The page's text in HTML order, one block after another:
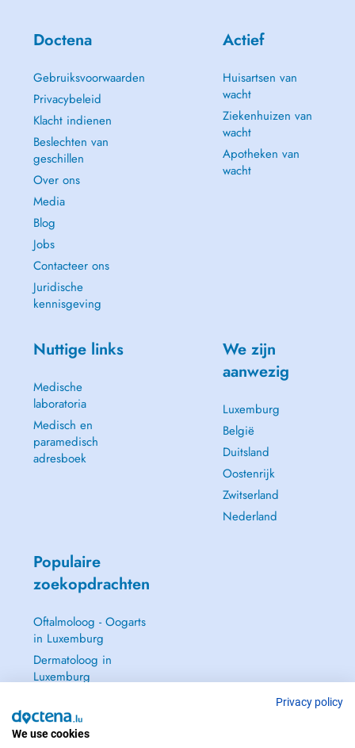
Doctena
Gebruiksvoorwaarden
Privacybeleid
Klacht indienen
Beslechten van
geschillen
Over ons
Media
Blog
Jobs
Contacteer ons
Juridische
kennisgeving
Actief
Huisartsen van
wacht
Ziekenhuizen van
wacht
Apotheken van
wacht
Nuttige links
Medische
laboratoria
Medisch en
paramedisch
adresboek
We zijn
aanwezig
Luxemburg
België
Duitsland
Oostenrijk
Zwitserland
Nederland
Populaire
zoekopdrachten
Oftalmoloog - Oogarts
in Luxemburg
Dermatoloog in
Luxemburg
Gynaecoloog in
Luxemburg
Privacy policy
We use cookies